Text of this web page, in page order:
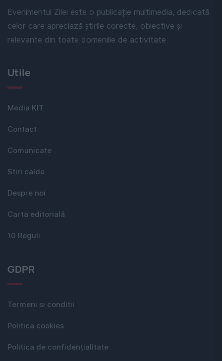
Evenimentul Zilei este o publicație multimedia, dedicată
celor care apreciază știrile corecte, obiective și
relevante din toate domeniile de activitate
Utile
Media KIT
Contact
Comunicate
Stiri calde
Despre noi
Carta editorială
10 Reguli
GDPR
Termeni si conditii
Politica cookies
Politica de confidențialitate